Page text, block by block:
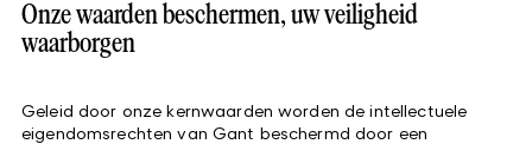
Onze waarden beschermen, uw veiligheid
waarborgen
Geleid door onze kernwaarden worden de intellectuele
eigendomsrechten van Gant beschermd door een